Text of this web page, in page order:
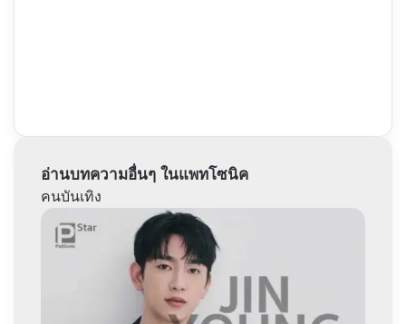
อ่านบทความอื่นๆ ในแพทโซนิค
คนบันเทิง